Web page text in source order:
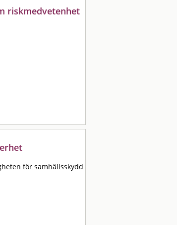
riskmedvetenhet
för samhällsskydd